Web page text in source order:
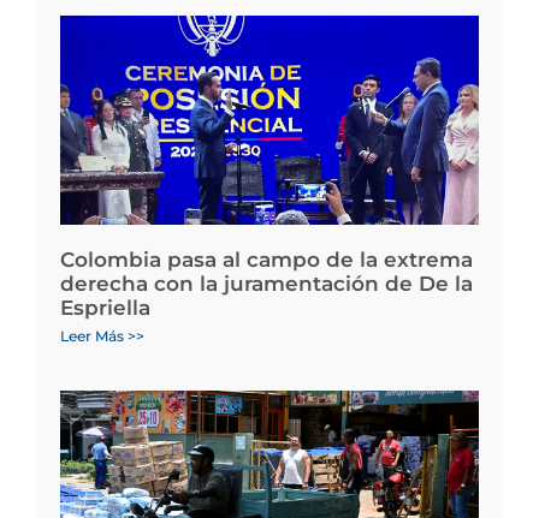
Colombia pasa al campo de la extrema
derecha con la juramentación de De la
Espriella
Leer Más >>